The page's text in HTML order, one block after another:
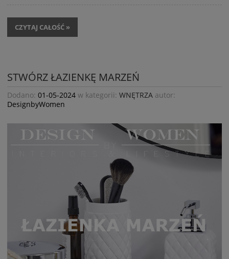
CZYTAJ CAŁOŚĆ »
STWÓRZ ŁAZIENKĘ MARZEŃ
Dodano: 01-05-2024 w kategorii: WNĘTRZA autor:
DesignbyWomen